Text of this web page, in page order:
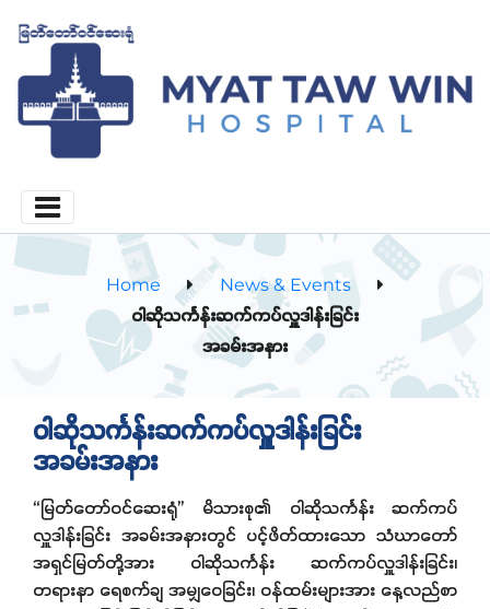
Home
News & Events
ဝါဆိုသင်္ကန်းဆက်ကပ်လှူဒါန်းခြင်း
အခမ်းအနား
ဝါဆိုသင်္ကန်းဆက်ကပ်လှူဒါန်းခြင်း
အခမ်းအနား
“မြတ်တော်ဝင်ဆေးရုံ” မိသားစု၏ ဝါဆိုသင်္ကန်း ဆက်ကပ်
လှူဒါန်းခြင်း အခမ်းအနားတွင် ပင့်ဖိတ်ထားသော သံဃာတော်
အရှင်မြတ်တို့အား ဝါဆိုသင်္ကန်း ဆက်ကပ်လှူဒါန်းခြင်း၊
တရားနာ ရေစက်ချ အမျှဝေခြင်း၊ ဝန်ထမ်းများအား နေ့လည်စာ